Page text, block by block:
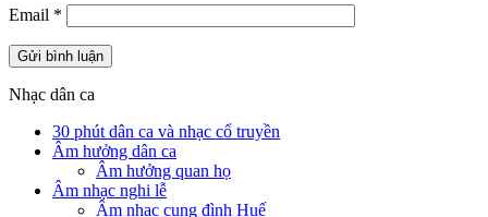
Email *
Nhạc dân ca
30 phút dân ca và nhạc cổ truyền
Âm hưởng dân ca
Âm hưởng quan họ
Âm nhạc nghi lễ
Âm nhạc cung đình Huế